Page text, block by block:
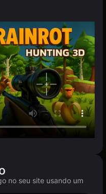
no seu site usando um